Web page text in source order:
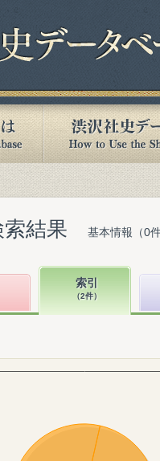
結果 基本情報（0
索引
（2件）